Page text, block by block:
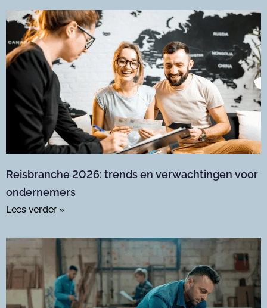
Reisbranche 2026: trends en verwachtingen voor
ondernemers
Lees verder »